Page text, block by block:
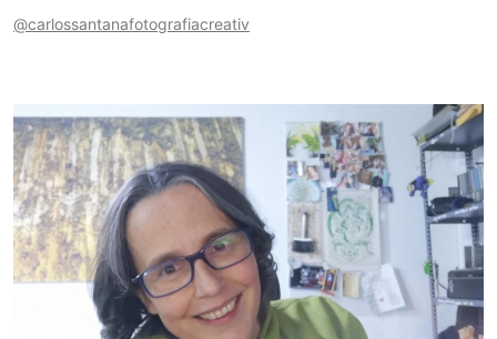
@carlossantanafotografiacreativ